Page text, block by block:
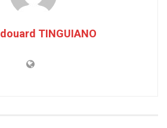
TINGUIANO